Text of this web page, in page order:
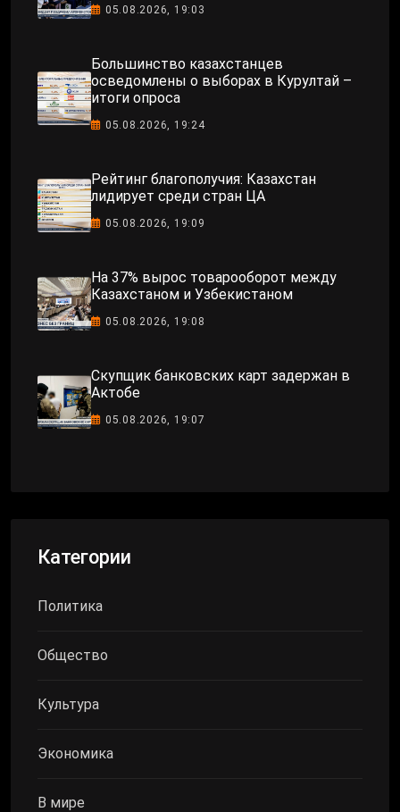
05.08.2026, 19:03
Большинство казахстанцев
осведомлены о выборах в Курултай –
итоги опроса
05.08.2026, 19:24
Рейтинг благополучия: Казахстан
лидирует среди стран ЦА
05.08.2026, 19:09
На 37% вырос товарооборот между
Казахстаном и Узбекистаном
05.08.2026, 19:08
Скупщик банковских карт задержан в
Актобе
05.08.2026, 19:07
Категории
Политика
Общество
Культура
Экономика
В мире